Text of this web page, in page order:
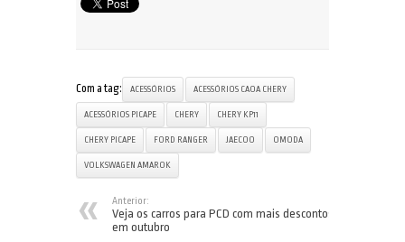
Com a tag: ACESSÓRIOS ACESSÓRIOS CAOA CHERY
ACESSÓRIOS PICAPE CHERY CHERY KP11
CHERY PICAPE FORD RANGER JAECOO OMODA
VOLKSWAGEN AMAROK
Anterior:
Veja os carros para PCD com mais descontos
em outubro